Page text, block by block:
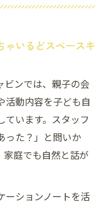
ゃいるどスペースキ
ビンでは、親子の会
活動内容を子ども自
ています。スタッフ
った？」と問いか
家庭でも自然と話が
ーションノートを活